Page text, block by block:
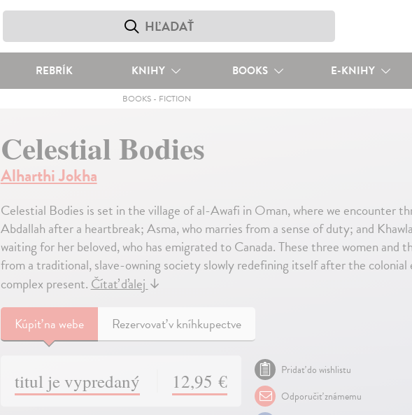
REBRÍK KNIHY BOOKS E-KNIHY
BOOKS- FICTION
Celestial Bodies
Alharthi Jokha
Celestial Bodies is set in the village of al-Awafi in Oman, where we encounter
Abdallah after a heartbreak; Asma, who marries from a sense of duty; and
waiting for her beloved, who has emigrated to Canada. These three women and
from a traditional, slave-owning society slowly redefining itself after the colonial
complex present.Čítať ďalej↓
Kúpiťna webe Rezervovať v kníhkupectve
titul je vypredaný 12,95 €
Pridať do wishlistu
Odporučiť známemu